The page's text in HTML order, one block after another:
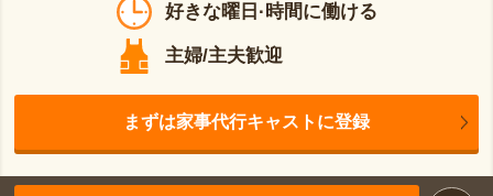
好きな曜日·時間に働ける
主婦/主夫歓迎
まずは家事代行キャストに登録